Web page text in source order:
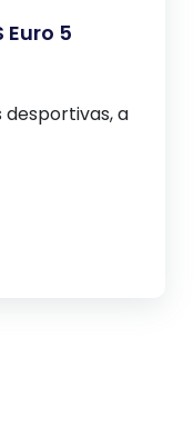
Euro 5
a